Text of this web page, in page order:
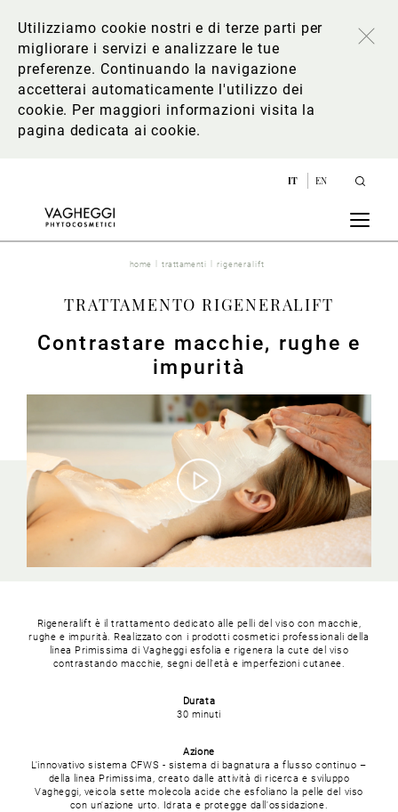
Utilizziamo cookie nostri e di terze parti per
migliorare i servizi e analizzare le tue
preferenze. Continuando la navigazione
accetterai automaticamente l'utilizzo dei
cookie. Per maggiori informazioni visita la
pagina dedicata ai cookie.
IT EN
home trattamenti rigeneralift
TRATTAMENTO RIGENERALIFT
Contrastare macchie, rughe e
impurità
Rigeneralift è il trattamento dedicato alle pelli del viso con macchie,
rughe e impurità. Realizzato con i prodotti cosmetici professionali della
linea Primissima di Vagheggi esfolia e rigenera la cute del viso
contrastando macchie, segni dell'età e imperfezioni cutanee.
Durata
30 minuti
Azione
L'innovativo sistema CFWS - sistema di bagnatura a flusso continuo –
della linea Primissima, creato dalle attività di ricerca e sviluppo
Vagheggi, veicola sette molecola acide che esfoliano la pelle del viso
con un'azione urto. Idrata e protegge dall'ossidazione.